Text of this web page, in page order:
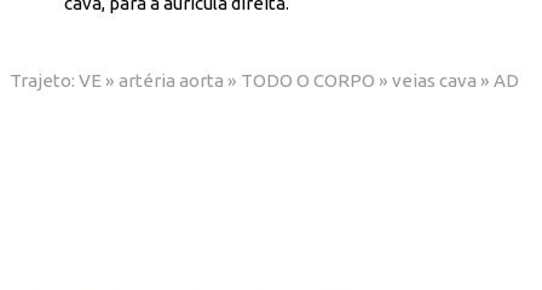
Trajeto: VE » artéria aorta » TODO O CORPO » veias cava » AD